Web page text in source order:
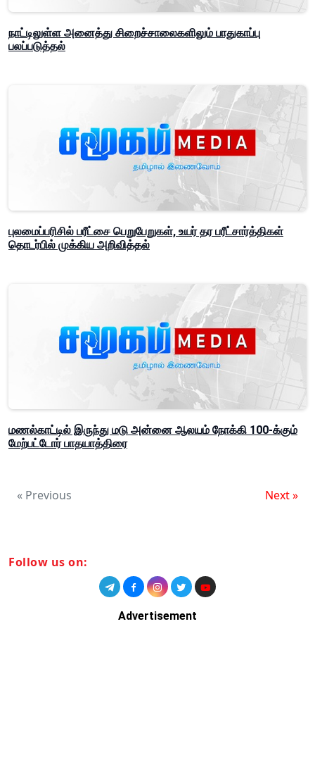
நாட்டிலுள்ள அனைத்து சிறைச்சாலைகளிலும் பாதுகாப்பு
பலப்படுத்தல்
புலமைப்பரிசில் பரீட்சை பெறுபேறுகள், உயர் தர பரீட்சார்த்திகள்
தொடர்பில் முக்கிய அறிவித்தல்
மணல்காட்டில் இருந்து மடு அன்னை ஆலயம் நோக்கி 100-க்கும்
மேற்பட்டோர் பாதயாத்திரை
« Previous Next »
Follow us on:
Advertisement